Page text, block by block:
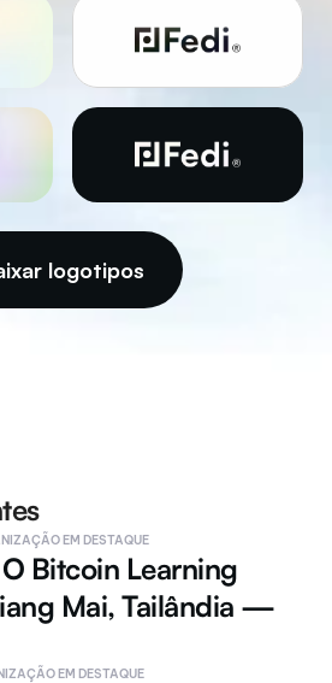
logotipos
EM DESTAQUE
Bitcoin Learning
Mai, Tailândia —
EM DESTAQUE